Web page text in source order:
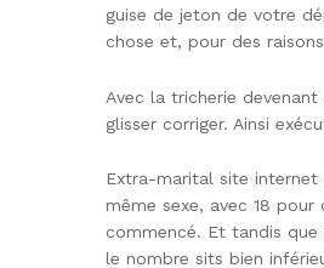
guise de jeton de votre
chose et, pour des
Avec la tricherie
glisser corriger. Ainsi
Extra-marital site internet
même sexe, avec 18
commencé. Et tandis
le nombre sits bien